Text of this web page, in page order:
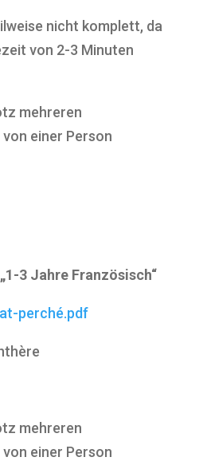
nicht komplett, da
von 2-3 Minuten
mehreren
einer Person
3 Jahre Französisch“
perché.pdf
mehreren
einer Person